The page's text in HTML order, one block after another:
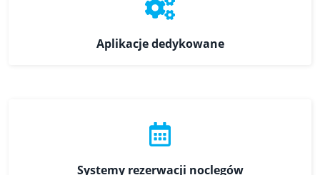
Aplikacje dedykowane
Systemy rezerwacji noclegów